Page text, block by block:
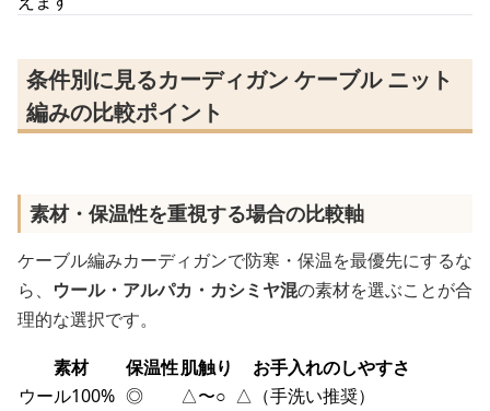
条件別に見るカーディガン ケーブル ニット
編みの比較ポイント
素材・保温性を重視する場合の比較軸
ケーブル編みカーディガンで防寒・保温を最優先にするな
ら、 ウール・アルパカ・カシミヤ混の素材を選ぶことが合
理的な選択です。
素材
保温性肌触り
お手入れのしやすさ
ウール100% ◎ △〜○ △（手洗い推奨）